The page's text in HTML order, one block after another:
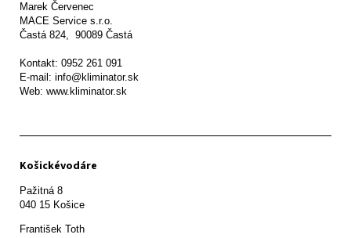
Marek Červenec
MACE Service s.r.o.
Častá 824,  90089 Častá
Kontakt: 0952 261 091
E-mail: info@kliminator.sk
Web: www.kliminator.sk
Košickévodáre
Pažitná 8
František Toth